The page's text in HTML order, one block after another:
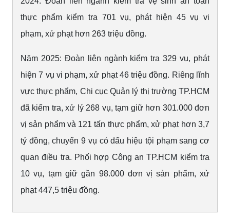
thực phẩm kiểm tra 701 vụ, phát hiện 45 vụ vi
phạm, xử phạt hơn 263 triệu đồng.
Năm 2025: Đoàn liên ngành kiểm tra 329 vụ, phát
hiện 7 vụ vi phạm, xử phạt 46 triệu đồng. Riêng lĩnh
vực thực phẩm, Chi cục Quản lý thị trường TP.HCM
đã kiểm tra, xử lý 268 vụ, tạm giữ hơn 301.000 đơn
vị sản phẩm và 121 tấn thực phẩm, xử phạt hơn 3,7
tỷ đồng, chuyển 9 vụ có dấu hiệu tội phạm sang cơ
quan điều tra. Phối hợp Công an TP.HCM kiểm tra
10 vụ, tạm giữ gần 98.000 đơn vị sản phẩm, xử
phạt 447,5 triệu đồng.